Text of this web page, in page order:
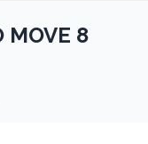
MOVE 8